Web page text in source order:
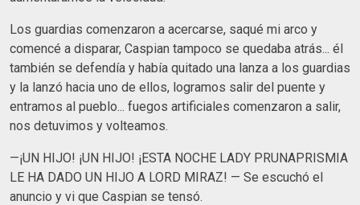
Los guardias comenzaron a acercarse, saqué mi arco y
comencé a disparar, Caspian tampoco se quedaba atrás... él
también se defendía y había quitado una lanza a los guardias
y la lanzó hacia uno de ellos, logramos salir del puente y
entramos al pueblo... fuegos artificiales comenzaron a salir,
nos detuvimos y volteamos.
—¡UN HIJO! ¡UN HIJO! ¡ESTA NOCHE LADY PRUNAPRISMIA
LE HA DADO UN HIJO A LORD MIRAZ! — Se escuchó el
anuncio y vi que Caspian se tensó.